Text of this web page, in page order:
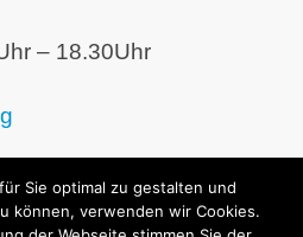
– 18.30Uhr
Sie optimal zu gestalten und
können, verwenden wir Cookies.